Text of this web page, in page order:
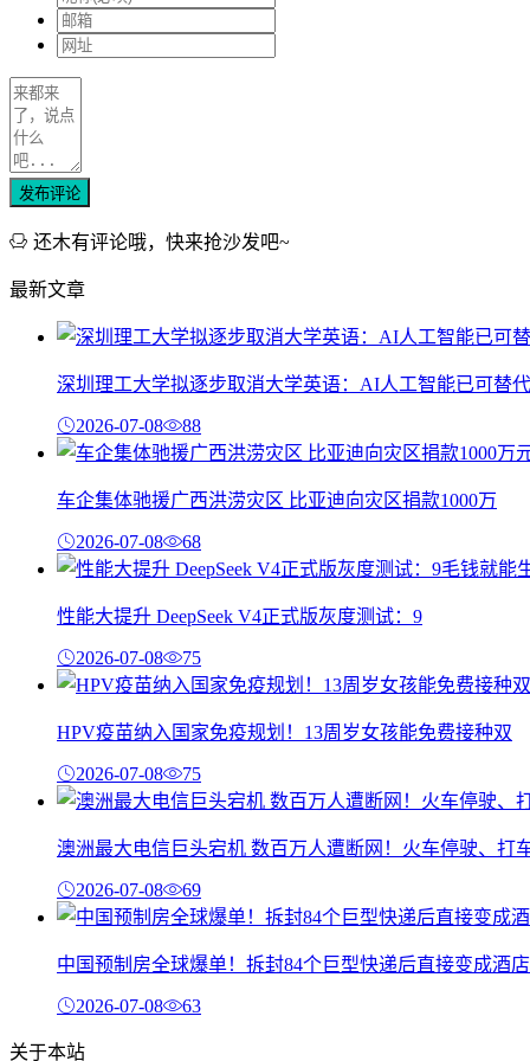
发布评论
还木有评论哦，快来抢沙发吧~
最新文章
深圳理工大学拟逐步取消大学英语：AI人工智能已可替代
2026-07-08 88
车企集体驰援广西洪涝灾区 比亚迪向灾区捐款1000万
2026-07-08 68
性能大提升 DeepSeek V4正式版灰度测试：9
2026-07-08 75
HPV疫苗纳入国家免疫规划！13周岁女孩能免费接种双
2026-07-08 75
澳洲最大电信巨头宕机 数百万人遭断网！火车停驶、打
2026-07-08 69
中国预制房全球爆单！拆封84个巨型快递后直接变成酒店
2026-07-08 63
关于本站